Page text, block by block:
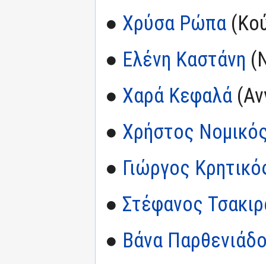
● Χρύσα Ρώπα
● Ελένη Καστάνη
● Χαρά Κεφαλά
● Χρήστος
● Γιώργος
● Στέφανος
● Βάνα